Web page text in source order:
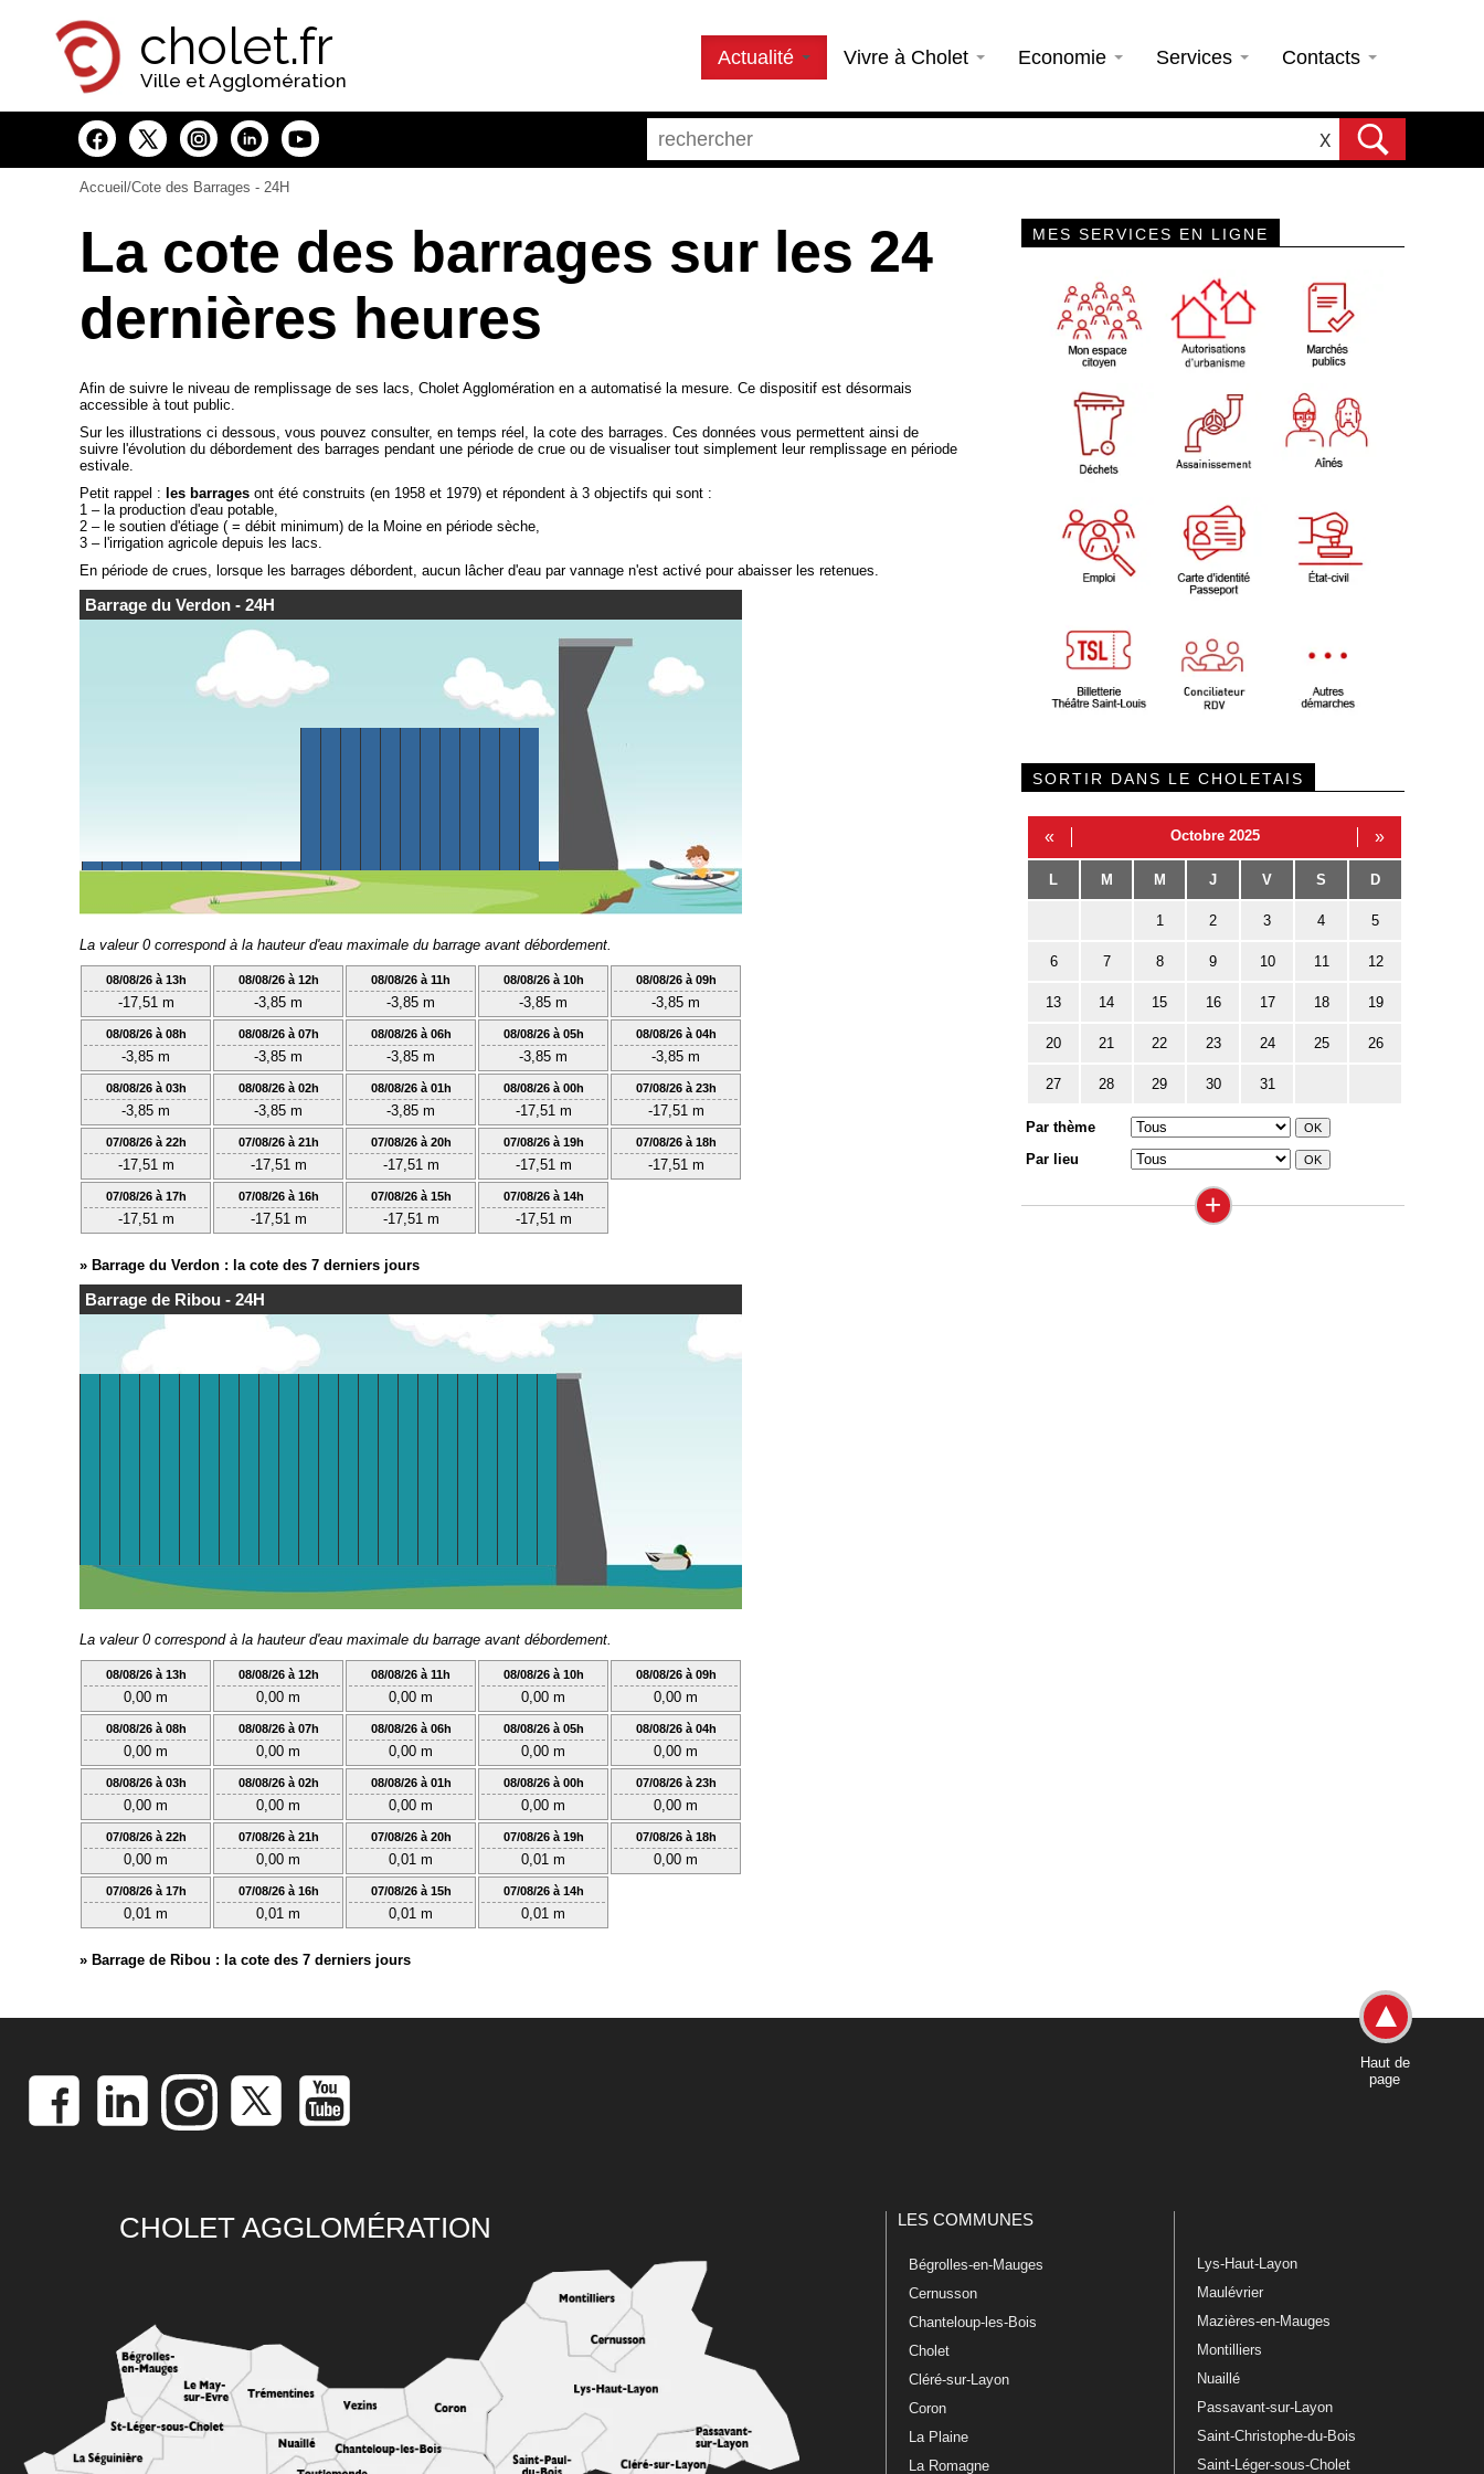
cholet.fr
Ville et Agglomération
Actualité Vivre à Cholet Economie Services Contacts
X
Accueil /Cote des Barrages - 24H
La cote des barrages sur les 24
dernières heures
Afin de suivre le niveau de remplissage de ses lacs, Cholet Agglomération en a automatisé la mesure. Ce dispositif est désormais
accessible à tout public.
Sur les illustrations ci dessous, vous pouvez consulter, en temps réel, la cote des barrages. Ces données vous permettent ainsi de
suivre l'évolution du débordement des barrages pendant une période de crue ou de visualiser tout simplement leur remplissage en période
estivale.
Petit rappel : les barrages ont été construits (en 1958 et 1979) et répondent à 3 objectifs qui sont :
1 – la production d'eau potable,
2 – le soutien d'étiage ( = débit minimum) de la Moine en période sèche,
3 – l'irrigation agricole depuis les lacs.
En période de crues, lorsque les barrages débordent, aucun lâcher d'eau par vannage n'est activé pour abaisser les retenues.
Barrage du Verdon - 24H
La valeur 0 correspond à la hauteur d'eau maximale du barrage avant débordement.
08/08/26 à 13h
-17,51 m
08/08/26 à 12h
-3,85 m
08/08/26 à 11h
-3,85 m
08/08/26 à 10h
-3,85 m
08/08/26 à 09h
-3,85 m
08/08/26 à 08h
-3,85 m
08/08/26 à 07h
-3,85 m
08/08/26 à 06h
-3,85 m
08/08/26 à 05h
-3,85 m
08/08/26 à 04h
-3,85 m
08/08/26 à 03h
-3,85 m
08/08/26 à 02h
-3,85 m
08/08/26 à 01h
-3,85 m
08/08/26 à 00h
-17,51 m
07/08/26 à 23h
-17,51 m
07/08/26 à 22h
-17,51 m
07/08/26 à 21h
-17,51 m
07/08/26 à 20h
-17,51 m
07/08/26 à 19h
-17,51 m
07/08/26 à 18h
-17,51 m
07/08/26 à 17h
-17,51 m
07/08/26 à 16h
-17,51 m
07/08/26 à 15h
-17,51 m
07/08/26 à 14h
-17,51 m
» Barrage du Verdon : la cote des 7 derniers jours
Barrage de Ribou - 24H
La valeur 0 correspond à la hauteur d'eau maximale du barrage avant débordement.
08/08/26 à 13h
0,00 m
08/08/26 à 12h
0,00 m
08/08/26 à 11h
0,00 m
08/08/26 à 10h
0,00 m
08/08/26 à 09h
0,00 m
08/08/26 à 08h
0,00 m
08/08/26 à 07h
0,00 m
08/08/26 à 06h
0,00 m
08/08/26 à 05h
0,00 m
08/08/26 à 04h
0,00 m
08/08/26 à 03h
0,00 m
08/08/26 à 02h
0,00 m
08/08/26 à 01h
0,00 m
08/08/26 à 00h
0,00 m
07/08/26 à 23h
0,00 m
07/08/26 à 22h
0,00 m
07/08/26 à 21h
0,00 m
07/08/26 à 20h
0,01 m
07/08/26 à 19h
0,01 m
07/08/26 à 18h
0,00 m
07/08/26 à 17h
0,01 m
07/08/26 à 16h
0,01 m
07/08/26 à 15h
0,01 m
07/08/26 à 14h
0,01 m
» Barrage de Ribou : la cote des 7 derniers jours
MES SERVICES EN LIGNE
SORTIR DANS LE CHOLETAIS
« Octobre 2025 »
L M M J V S D
1 2 3 4 5
6 7 8 9 10 11 12
13 14 15 16 17 18 19
20 21 22 23 24 25 26
27 28 29 30 31
Par thème
Par lieu
+
Haut de
page
CHOLET AGGLOMÉRATION LES COMMUNES
Bégrolles-en-Mauges
Cernusson
Chanteloup-les-Bois
Cholet
Cléré-sur-Layon
Coron
La Plaine
La Romagne
Lys-Haut-Layon
Maulévrier
Mazières-en-Mauges
Montilliers
Nuaillé
Passavant-sur-Layon
Saint-Christophe-du-Bois
Saint-Léger-sous-Cholet